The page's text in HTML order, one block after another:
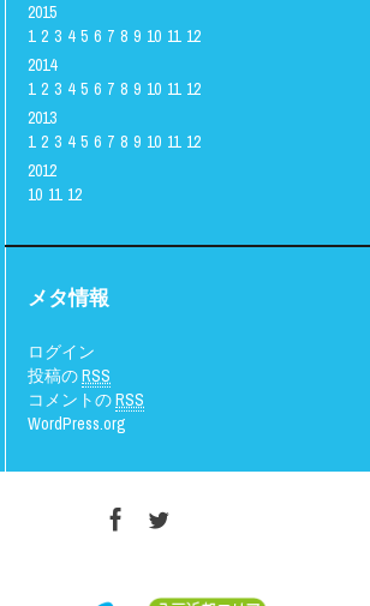
2015
1 2 3 4 5 6 7 8 9 10 11 12
2014
1 2 3 4 5 6 7 8 9 10 11 12
2013
1 2 3 4 5 6 7 8 9 10 11 12
2012
10 11 12
メタ情報
ログイン
投稿のRSS
コメントのRSS
WordPress.org